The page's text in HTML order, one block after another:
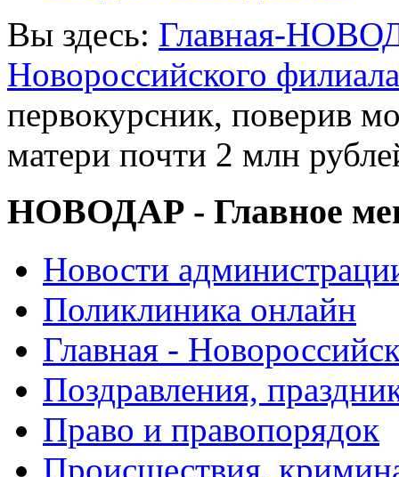
Вы здесь: Главная-
Новороссийского
первокурсник, поверив
матери почти 2 млн
НОВОДАР - Главное
Новости
Поликлиника онлайн
Главная -
Поздравления,
Право и правопорядок